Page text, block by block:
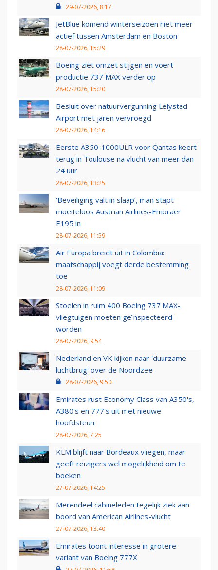
29-07-2026, 8:17
JetBlue komend winterseizoen niet meer
actief tussen Amsterdam en Boston
28-07-2026, 15:29
Boeing ziet omzet stijgen en voert
productie 737 MAX verder op
28-07-2026, 15:20
Besluit over natuurvergunning Lelystad
Airport met jaren vervroegd
28-07-2026, 14:16
Eerste A350-1000ULR voor Qantas keert
terug in Toulouse na vlucht van meer dan
24 uur
28-07-2026, 13:25
‘Beveiliging valt in slaap’, man stapt
moeiteloos Austrian Airlines-Embraer
E195 in
28-07-2026, 11:59
Air Europa breidt uit in Colombia:
maatschappij voegt derde bestemming
toe
28-07-2026, 11:09
Stoelen in ruim 400 Boeing 737 MAX-
vliegtuigen moeten geïnspecteerd
worden
28-07-2026, 9:54
Nederland en VK kijken naar 'duurzame
luchtbrug' over de Noordzee
28-07-2026, 9:50
Emirates rust Economy Class van A350's,
A380's en 777's uit met nieuwe
hoofdsteun
28-07-2026, 7:25
KLM blijft naar Bordeaux vliegen, maar
geeft reizigers wel mogelijkheid om te
boeken
27-07-2026, 14:25
Merendeel cabineleden tegelijk ziek aan
boord van American Airlines-vlucht
27-07-2026, 13:40
Emirates toont interesse in grotere
variant van Boeing 777X